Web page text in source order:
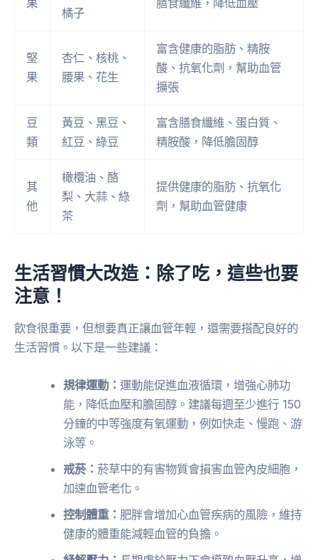
果
橘子
膳食纖維，降低血壓
堅
果
杏仁、核桃、
腰果、花生
富含健康的脂肪、精胺
酸、抗氧化劑，幫助血管
擴張
豆
類
黃豆、黑豆、
紅豆、綠豆
富含膳食纖維、蛋白質、
精胺酸，降低膽固醇
其
他
橄欖油、酪
梨、大蒜、綠
茶
提供健康的脂肪、抗氧化
劑，幫助血管健康
生活習慣大改造：除了吃，這些也要
注意！
飲食很重要，但想要真正讓血管年輕，還需要搭配良好的
生活習慣。以下是一些建議：
規律運動：運動能促進血液循環，增強心肺功
能，降低血壓和膽固醇。建議每週至少進行 150
分鐘的中等強度有氧運動，例如快走、慢跑、游
泳等。
戒菸：菸草中的有害物質會損害血管內皮細胞，
加速血管老化。
控制體重： 肥胖會增加心血管疾病的風險，維持
健康的體重能減輕血管的負擔。